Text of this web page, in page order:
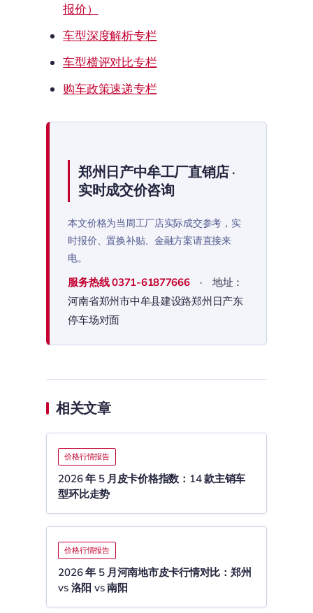
报价）
车型深度解析专栏
车型横评对比专栏
购车政策速递专栏
郑州日产中牟工厂直销店 ·
实时成交价咨询
本文价格为当周工厂店实际成交参考，实
时报价、置换补贴、金融方案请直接来
电。
服务热线0371-61877666· 地址：
河南省郑州市中牟县建设路郑州日产东
停车场对面
相关文章
价格行情报告
2026 年 5 月皮卡价格指数：14 款主销车
型环比走势
价格行情报告
2026 年 5 月河南地市皮卡行情对比：郑州
vs 洛阳 vs 南阳